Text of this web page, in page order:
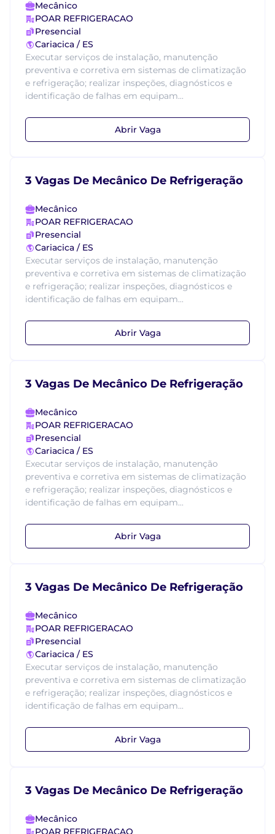
Mecânico
POAR REFRIGERACAO
Presencial
Cariacica / ES
Executar serviços de instalação, manutenção
preventiva e corretiva em sistemas de climatização
e refrigeração; realizar inspeções, diagnósticos e
identificação de falhas em equipam...
Abrir Vaga
3 Vagas De Mecânico De Refrigeração
Mecânico
POAR REFRIGERACAO
Presencial
Cariacica / ES
Executar serviços de instalação, manutenção
preventiva e corretiva em sistemas de climatização
e refrigeração; realizar inspeções, diagnósticos e
identificação de falhas em equipam...
Abrir Vaga
3 Vagas De Mecânico De Refrigeração
Mecânico
POAR REFRIGERACAO
Presencial
Cariacica / ES
Executar serviços de instalação, manutenção
preventiva e corretiva em sistemas de climatização
e refrigeração; realizar inspeções, diagnósticos e
identificação de falhas em equipam...
Abrir Vaga
3 Vagas De Mecânico De Refrigeração
Mecânico
POAR REFRIGERACAO
Presencial
Cariacica / ES
Executar serviços de instalação, manutenção
preventiva e corretiva em sistemas de climatização
e refrigeração; realizar inspeções, diagnósticos e
identificação de falhas em equipam...
Abrir Vaga
3 Vagas De Mecânico De Refrigeração
Mecânico
POAR REFRIGERACAO